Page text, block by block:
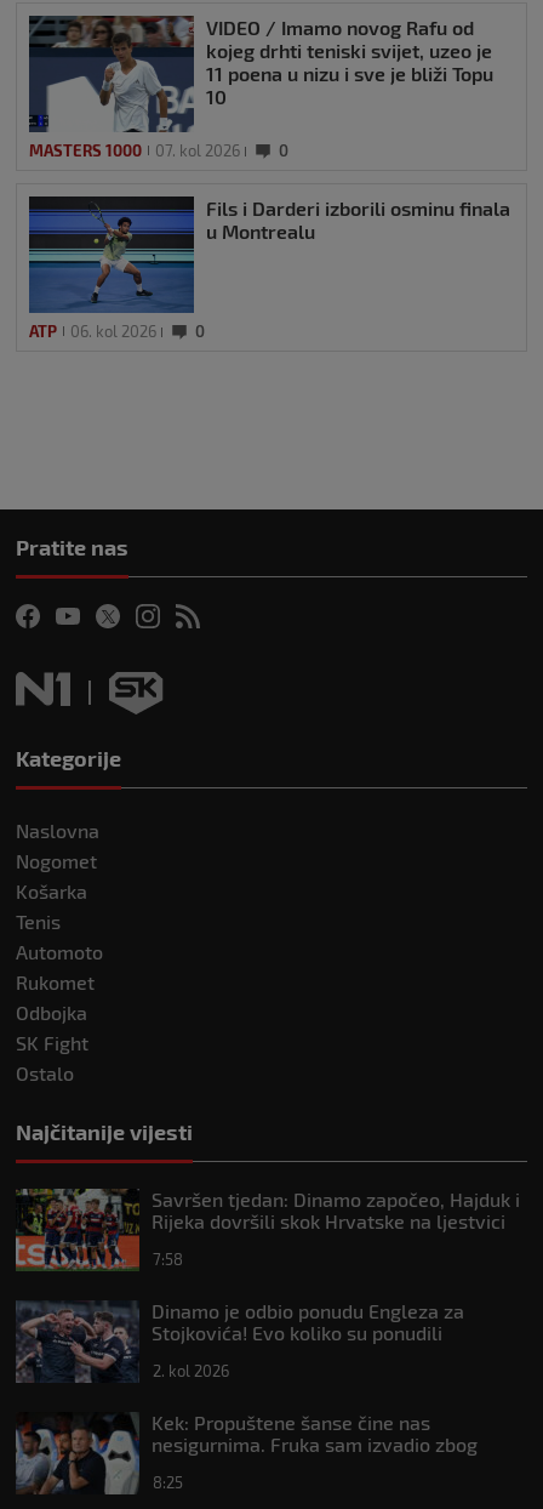
VIDEO / Imamo novog Rafu od
kojeg drhti teniski svijet, uzeo je
11 poena u nizu i sve je bliži Topu
10
MASTERS 1000 07. kol 2026 0
Fils i Darderi izborili osminu finala
u Montrealu
ATP 06. kol 2026 0
Pratite nas
Kategorije
Naslovna
Nogomet
Košarka
Tenis
Automoto
Rukomet
Odbojka
SK Fight
Ostalo
Najčitanije vijesti
Savršen tjedan: Dinamo započeo, Hajduk i
Rijeka dovršili skok Hrvatske na ljestvici
7:58
Dinamo je odbio ponudu Engleza za
Stojkovića! Evo koliko su ponudili
2. kol 2026
Kek: Propuštene šanse čine nas
nesigurnima. Fruka sam izvadio zbog
8:25